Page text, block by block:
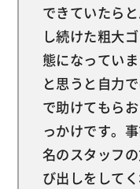
できていたら
し続けた粗大
態になってい
と思うと自力
で助けてもら
っかけです。
名のスタッフ
び出しをして